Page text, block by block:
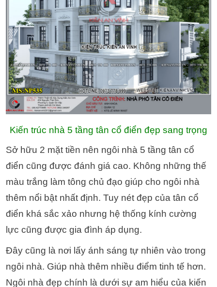
Kiến trúc nhà 5 tầng tân cổ điển đẹp sang trọng
Sở hữu 2 mặt tiền nên ngôi nhà 5 tầng tân cổ
điển cũng được đánh giá cao. Không những thế
màu trắng làm tông chủ đạo giúp cho ngôi nhà
thêm nổi bật nhất định. Tuy nét đẹp của tân cổ
điển khá sắc xảo nhưng hệ thống kính cường
lực cũng được gia đình áp dụng.
Đây cũng là nơi lấy ánh sáng tự nhiên vào trong
ngôi nhà. Giúp nhà thêm nhiều điểm tinh tế hơn.
Ngôi nhà đẹp chính là dưới sự am hiểu của kiến